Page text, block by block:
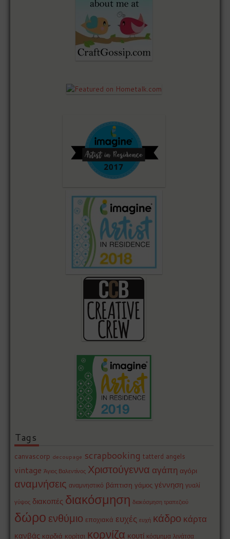
Tags
canvascorp decoupage scrapbooking tatterd angels
vintage Άγιος Βαλεντίνος Χριστούγεννα αγάπη αγόρι
αναμνήσεις αναμνηστικό βάπτιση γάμος γέννηση γυαλί
γύψος διακοπές διακόσμηση διακόσμηση τραπεζιού
δώρο ενθύμιο εποχιακά ευχές ευχή κάδρο κάρτα
κανβάς καρδιά κορίτσι κορνίζα κουτί κόσμημα λινάτσα